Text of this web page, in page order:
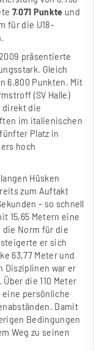
7.071 Punkte und
für die U18-
präsentierte
Gleich
6.800 Punkten. Mit
(SV Halle)
direkt die
im italienischen
Platz in
hoch
Hüsken
zum Auftakt
– so schnell
15,65 Metern eine
Norm für die
er sich
63,77 Meter und
Disziplinen war er
die 110 Meter
eine persönliche
Damit
Bedingungen
Weg zu seinen